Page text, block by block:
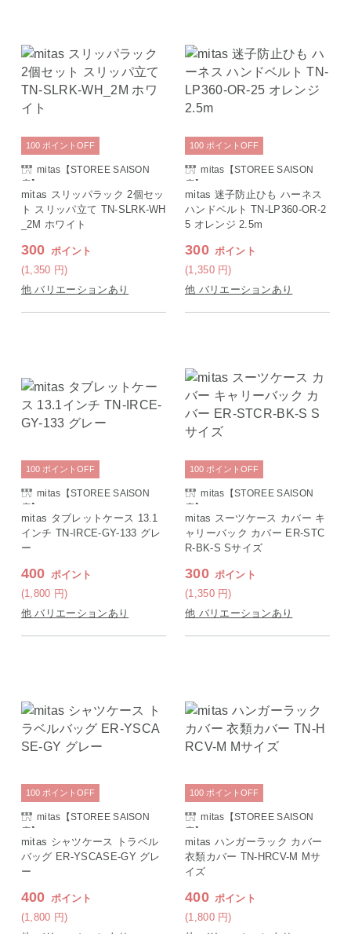
mitas【STOREE SAISON
店】
mitas スリッパラック 2個セッ
ト スリッパ立て TN-SLRK-WH
_2M ホワイト
300 ポイント
(1,350 円)
100 ポイント OFF
他 バリエーションあり
mitas【STOREE SAISON
店】
mitas 迷子防止ひも ハーネス
ハンドベルト TN-LP360-OR-2
5 オレンジ 2.5m
300 ポイント
(1,350 円)
100 ポイント OFF
他 バリエーションあり
mitas【STOREE SAISON
店】
mitas タブレットケース 13.1
インチ TN-IRCE-GY-133 グレ
ー
400 ポイント
(1,800 円)
100 ポイント OFF
他 バリエーションあり
mitas【STOREE SAISON
店】
mitas スーツケース カバー キ
ャリーバック カバー ER-STC
R-BK-S Sサイズ
300 ポイント
(1,350 円)
100 ポイント OFF
他 バリエーションあり
mitas【STOREE SAISON
店】
mitas シャツケース トラベル
バッグ ER-YSCASE-GY グレ
ー
400 ポイント
(1,800 円)
100 ポイント OFF
mitas【STOREE SAISON
店】
mitas ハンガーラック カバー
衣類カバー TN-HRCV-M Mサ
イズ
400 ポイント
(1,800 円)
100 ポイント OFF